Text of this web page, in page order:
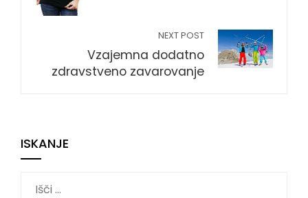
NEXT POST
Vzajemna dodatno
zdravstveno zavarovanje
ISKANJE